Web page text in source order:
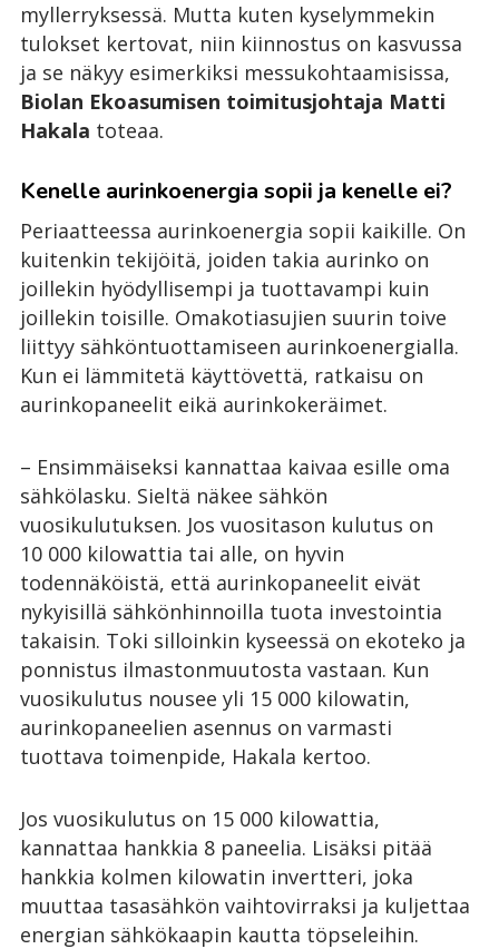
myllerryksessä. Mutta kuten kyselymmekin
tulokset kertovat, niin kiinnostus on kasvussa
ja se näkyy esimerkiksi messukohtaamisissa,
Biolan Ekoasumisen toimitusjohtaja Matti
Hakala toteaa.
Kenelle aurinkoenergia sopii ja kenelle ei?
Periaatteessa aurinkoenergia sopii kaikille. On
kuitenkin tekijöitä, joiden takia aurinko on
joillekin hyödyllisempi ja tuottavampi kuin
joillekin toisille. Omakotiasujien suurin toive
liittyy sähköntuottamiseen aurinkoenergialla.
Kun ei lämmitetä käyttövettä, ratkaisu on
aurinkopaneelit eikä aurinkokeräimet.
– Ensimmäiseksi kannattaa kaivaa esille oma
sähkölasku. Sieltä näkee sähkön
vuosikulutuksen. Jos vuositason kulutus on
10 000 kilowattia tai alle, on hyvin
todennäköistä, että aurinkopaneelit eivät
nykyisillä sähkönhinnoilla tuota investointia
takaisin. Toki silloinkin kyseessä on ekoteko ja
ponnistus ilmastonmuutosta vastaan. Kun
vuosikulutus nousee yli 15 000 kilowatin,
aurinkopaneelien asennus on varmasti
tuottava toimenpide, Hakala kertoo.
Jos vuosikulutus on 15 000 kilowattia,
kannattaa hankkia 8 paneelia. Lisäksi pitää
hankkia kolmen kilowatin invertteri, joka
muuttaa tasasähkön vaihtovirraksi ja kuljettaa
energian sähkökaapin kautta töpseleihin.